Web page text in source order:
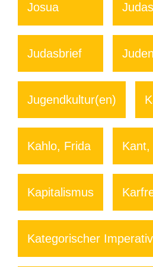
Josua Judas
Judasbrief
Jugendkultur(en)
Kahlo, Frida
Kapitalismus
Kategorischer Imperativ